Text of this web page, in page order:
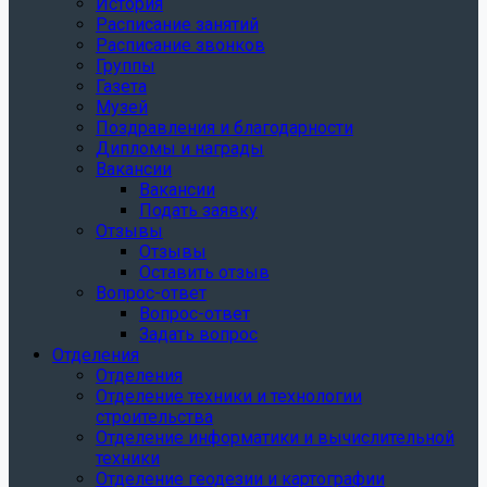
Расписание занятий
Расписание звонков
Группы
Газета
Музей
Поздравления и благодарности
Дипломы и награды
Вакансии
Вакансии
Подать заявку
Отзывы
Отзывы
Оставить отзыв
Вопрос-ответ
Вопрос-ответ
Задать вопрос
Отделения
Отделения
Отделение техники и технологии
строительства
Отделение информатики и вычислительной
техники
Отделение геодезии и картографии